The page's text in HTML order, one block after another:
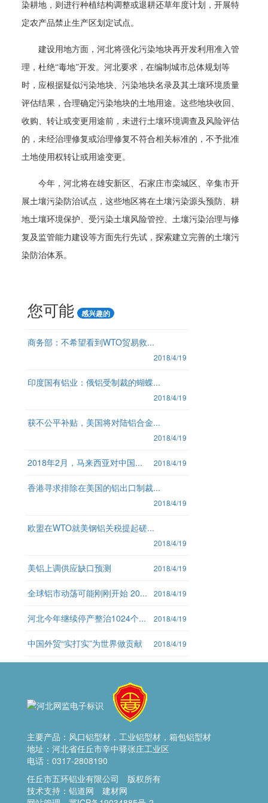
染耕地，则进行种植结构调整或退耕还草年度计划，开展特
定农产品禁止生产区划定试点。
建设用地方面，河北将强化污染地块再开发利用准入管
理，杜绝“毒地”开发。河北要求，在编制城市总体规划等
时，应根据疑似污染地块、污染地块名录及其土壤环境质量
评估结果，合理确定污染地块的土地用途。这些地块收回、
收购、转让或变更用途前，未进行土壤环境调查及风险评估
的，未经治理修复或治理修复不符合相关标准的，不予批准
土地使用权转让或用途变更。
今年，河北将在雄安新区、石家庄市栾城区、辛集市开
展土壤污染防治试点，这些地区将在土壤污染源头预防、耕
地土壤环境保护、受污染土壤风险管控、土壤污染治理与修
复及监管能力建设等方面先行先试，探索建立完善的土壤污
染防治体系。
您可能 感兴趣的
商务部：不希望看到WTO贸易救...
2018/4/19
印度国有铝业：俄铝受制裁的蝴蝶...
2018/4/19
获不公平补贴，美国将对陆铝合金...
2018/4/19
2018年2月，马来西亚对中国... 2018/4/19
香港寻求排除在美国的铝出口制裁...
2018/4/19
欧盟在WTO就美钢铝关税提起磋...
2018/4/19
美铝上调供应缺口预测 2018/4/19
全球铝市动荡可能刚刚开始 20... 2018/4/19
河北今年继续停产整治1024个... 2018/4/19
中国外贸“实打实”为世界做贡献 2018/4/19
主要产品： 风口铝型材，工业铝型材，箱包铝型材
地址：河北省任丘市辛中驿张庄工业区
电话：0317-2808190
任丘市五环铝业有限公司 版权所有
技术支持： 铝道网
建材网